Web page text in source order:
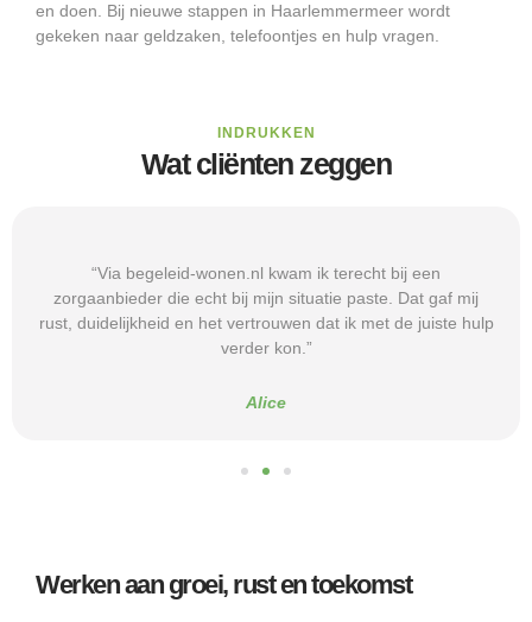
en doen. Bij nieuwe stappen in Haarlemmermeer wordt
gekeken naar geldzaken, telefoontjes en hulp vragen.
INDRUKKEN
Wat cliënten zeggen
“Via begeleid-wonen.nl kwam ik terecht bij een
zorgaanbieder die echt bij mijn situatie paste. Dat gaf mij
rust, duidelijkheid en het vertrouwen dat ik met de juiste hulp
verder kon.”
Alice
Werken aan groei, rust en toekomst